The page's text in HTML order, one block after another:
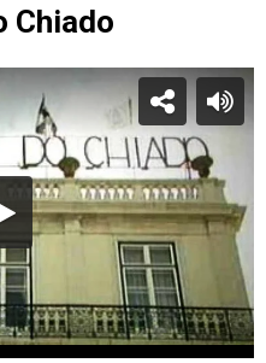
Chiado